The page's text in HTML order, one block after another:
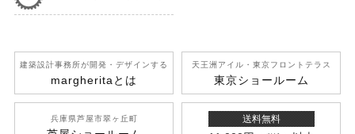
建築設計事務所が開発 ・デザインする
margherita とは
天王洲アイル ・東京フロントテラス
東京ショールーム
兵庫県芦屋市翠ヶ丘町 送料無料